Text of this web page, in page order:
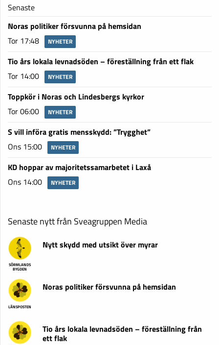
Senaste
Noras politiker försvunna på hemsidan
Tor 17:48
NYHETER
Tio års lokala levnadsöden – föreställning från ett flak
Tor 14:00
NYHETER
Toppkör i Noras och Lindesbergs kyrkor
Tor 06:00
NYHETER
S vill införa gratis mensskydd: ”Trygghet”
Ons 15:00
NYHETER
KD hoppar av majoritetssamarbetet i Laxå
Ons 14:00
NYHETER
Senaste nytt från Sveagruppen Media
SÖRMLANDS
BYGDEN
Nytt skydd med utsikt över myrar
LÄNSPOSTEN
Noras politiker försvunna på hemsidan
Tio års lokala levnadsöden – föreställning från
ett flak